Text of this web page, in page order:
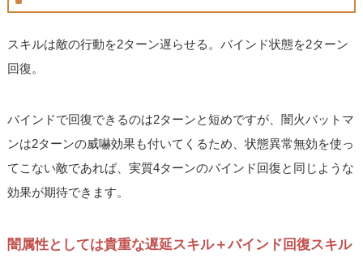
スキルは敵の行動を2ターン遅らせる。バインド状態を2ターン
回復。
バインドで回復できるのは2ターンと短めですが、闇火バットマ
ンは2ターンの威嚇効果も付いてくるため、状態異常無効を使っ
てこない敵であれば、実質4ターンのバインド回復と同じような
効果が期待できます。
闇属性としては貴重な遅延スキル＋バインド回復スキル